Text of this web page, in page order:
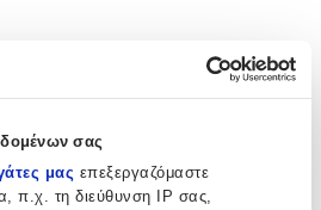
σας
μας επεξεργαζόμαστε
π.χ. τη διεύθυνση IP σας,